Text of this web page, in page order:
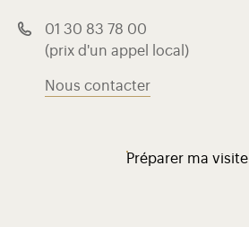
01 30 83 78 00
(prix d'un appel local)
Nous contacter
Préparer ma visite